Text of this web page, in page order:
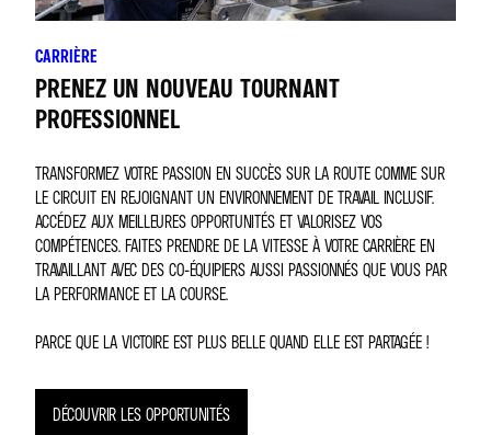
CARRIÈRE
PRENEZ UN NOUVEAU TOURNANT
PROFESSIONNEL
TRANSFORMEZ VOTRE PASSION EN SUCCÈS SUR LA ROUTE COMME SUR
LE CIRCUIT EN REJOIGNANT UN ENVIRONNEMENT DE TRAVAIL INCLUSIF.
ACCÉDEZ AUX MEILLEURES OPPORTUNITÉS ET VALORISEZ VOS
COMPÉTENCES. FAITES PRENDRE DE LA VITESSE À VOTRE CARRIÈRE EN
TRAVAILLANT AVEC DES CO-ÉQUIPIERS AUSSI PASSIONNÉS QUE VOUS PAR
LA PERFORMANCE ET LA COURSE.
PARCE QUE LA VICTOIRE EST PLUS BELLE QUAND ELLE EST PARTAGÉE !
DÉCOUVRIR LES OPPORTUNITÉS